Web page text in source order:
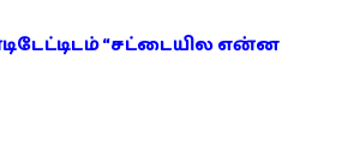
“சட்டையில என்ன